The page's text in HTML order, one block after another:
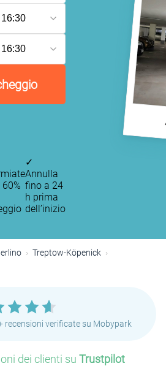
16:30
16:30
✓
Annulla
fino a 24
h prima
dell’inizio
Treptow-Köpenick
recensioni verificate su Mobypark
dei clienti su Trustpilot